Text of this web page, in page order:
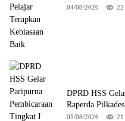
04/08/2026 22
DPRD HSS
Raperda Pilkades
05/08/2026 21